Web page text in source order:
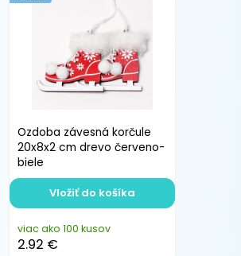
Ozdoba závesná korčule
20x8x2 cm drevo červeno-
biele
viac ako 100 kusov
2.92 €
Vložiť do košíka